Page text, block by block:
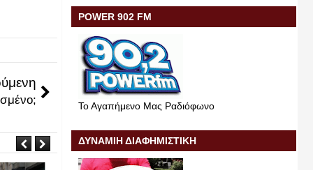
POWER 902 FM
Το Αγαπήμενο Μας Ραδιόφωνο
ΔΥΝΑΜΙΗ ΔΙΑΦΗΜΙΣΤΙΚΗ